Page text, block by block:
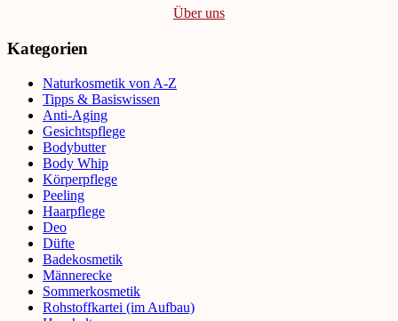
Über uns
Kategorien
Naturkosmetik von A-Z
Tipps & Basiswissen
Anti-Aging
Gesichtspflege
Bodybutter
Body Whip
Körperpflege
Peeling
Haarpflege
Deo
Düfte
Badekosmetik
Männerecke
Sommerkosmetik
Rohstoffkartei (im Aufbau)